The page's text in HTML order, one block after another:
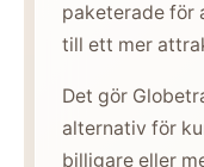
paketerade för
till ett mer
Det gör
alternativ för
billigare eller